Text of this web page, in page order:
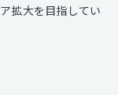
拡大を目指してい